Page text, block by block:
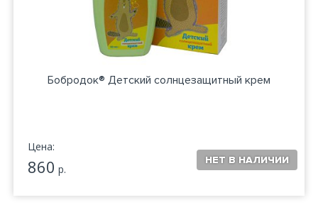
Бобродок® Детский солнцезащитный крем
Цена:
860 р.